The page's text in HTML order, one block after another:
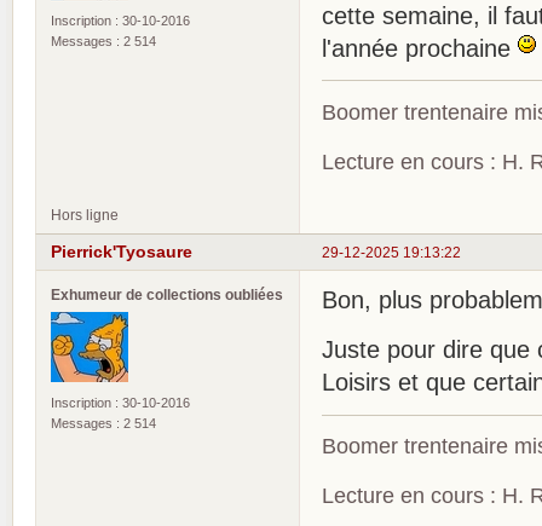
Inscription : 30-10-2016
Messages : 2 514
cette semaine, il
l'année prochaine
Boomer trentenaire
Lecture en cours : H.
Hors ligne
29-12-2025 19:13:22
Pierrick'Tyosaure
Exhumeur de collections oubliées
Inscription : 30-10-2016
Messages : 2 514
Bon, plus
Juste pour dire que
Loisirs et que
Boomer trentenaire
Lecture en cours : H.